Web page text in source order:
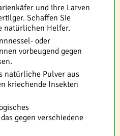
und ihre Larven
Schaffen Sie
natürlichen Helfer.
oder
vorbeugend gegen
natürliche Pulver aus
kriechende Insekten
gegen verschiedene